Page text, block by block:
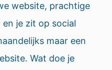
website, prachtige
je zit op social
maar een
Wat doe je